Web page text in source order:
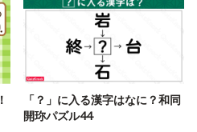
「？」に入る漢字はなに？和同
開珎パズル44